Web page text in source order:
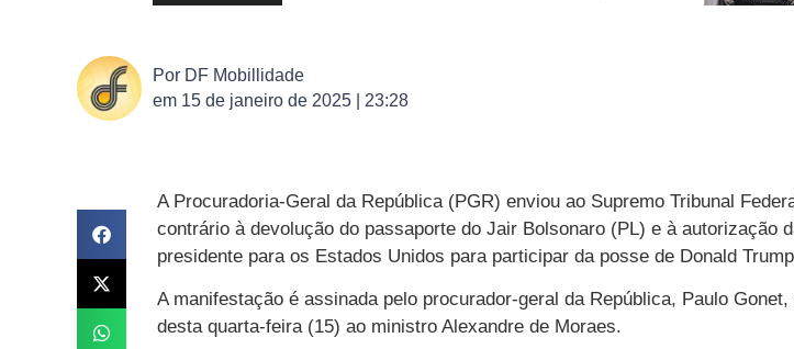
Por DF Mobillidade
em 15 de janeiro de 2025 | 23:28
A Procuradoria-Geral da República (PGR) enviou ao Supremo Tribunal
contrário à devolução do passaporte do Jair Bolsonaro (PL) e à autorização
presidente para os Estados Unidos para participar da posse de Donald
A manifestação é assinada pelo procurador-geral da República, Paulo
desta quarta-feira (15) ao ministro Alexandre de Moraes.